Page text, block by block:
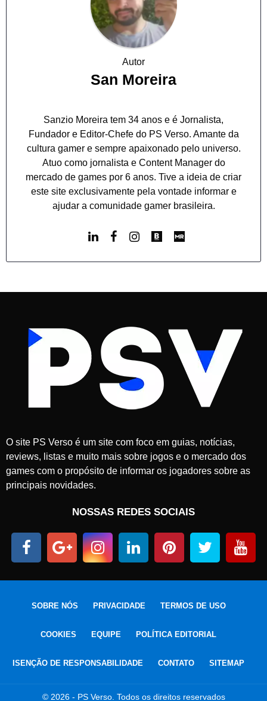
Autor
San Moreira
Sanzio Moreira tem 34 anos e é Jornalista,
Fundador e Editor-Chefe do PS Verso. Amante da
cultura gamer e sempre apaixonado pelo universo.
Atuo como jornalista e Content Manager do
mercado de games por 6 anos. Tive a ideia de criar
este site exclusivamente pela vontade informar e
ajudar a comunidade gamer brasileira.
O site PS Verso é um site com foco em guias, notícias,
reviews, listas e muito mais sobre jogos e o mercado dos
games com o propósito de informar os jogadores sobre as
principais novidades.
NOSSAS REDES SOCIAIS
SOBRE NÓS PRIVACIDADE TERMOS DE USO
COOKIES EQUIPE POLÍTICA EDITORIAL
ISENÇÃO DE RESPONSABILIDADE CONTATO SITEMAP
© 2026 - PS Verso. Todos os direitos reservados